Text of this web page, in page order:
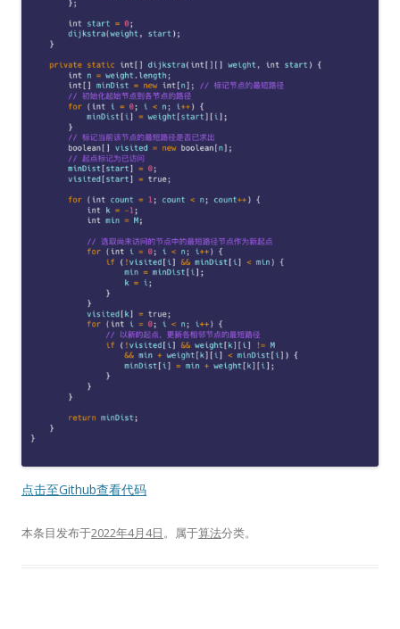
点击至Github查看代码
本条目发布于2022年4月4日。属于算法分类。